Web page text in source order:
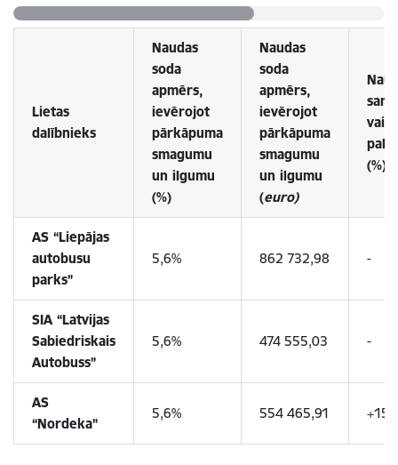
Lietas
dalībnieks
Naudas
soda
apmērs,
ievērojot
pārkāpuma
smagumu
un ilgumu
(%)
Naudas
soda
apmērs,
ievērojot
pārkāpuma
smagumu
un ilgumu
(euro)
vai
(%)
AS “Liepājas
autobusu
parks”
5,6% 862 732,98 -
SIA “Latvijas
Sabiedriskais
Autobuss”
5,6% 474 555,03 -
AS
“Nordeka”
5,6% 554 465,91 +15%